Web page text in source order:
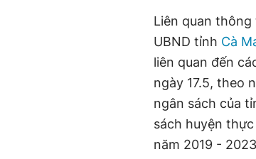
Liên quan
UBND tỉnh Cà
liên quan đến
ngày 17.5, theo
ngân sách của
sách huyện
năm 2019 -